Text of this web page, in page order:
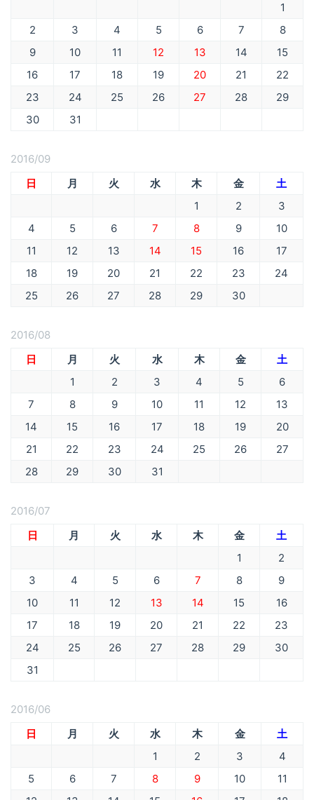
1
2
3 4 5 6 7
8
9
10 11 12 13 14
15
16
17 18 19 20 21
22
23
24 25 26 27 28
29
30
31
2016/09
日
月 火 水 木 金
土
1
2
3
4
5 6 7 8 9
10
11
12 13 14 15 16
17
18
19 20 21 22 23
24
25
26 27 28 29 30
2016/08
日
月 火 水 木 金
土
1
2 3 4 5
6
7
8 9 10 11 12
13
14
15 16 17 18 19
20
21
22 23 24 25 26
27
28
29 30 31
2016/07
日
月 火 水 木 金
土
1
2
3
4 5 6 7 8
9
10
11 12 13 14 15
16
17
18 19 20 21 22
23
24
25 26 27 28 29
30
31
2016/06
日
月 火 水 木 金
土
1
2 3
4
5
6 7 8 9 10
11